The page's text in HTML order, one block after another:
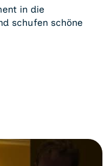
in die
schufen schöne